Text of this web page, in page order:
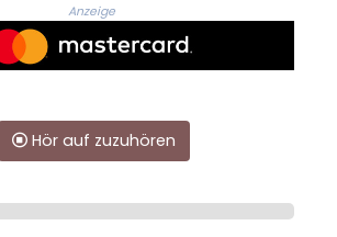
Anzeige
Hör auf zuzuhören